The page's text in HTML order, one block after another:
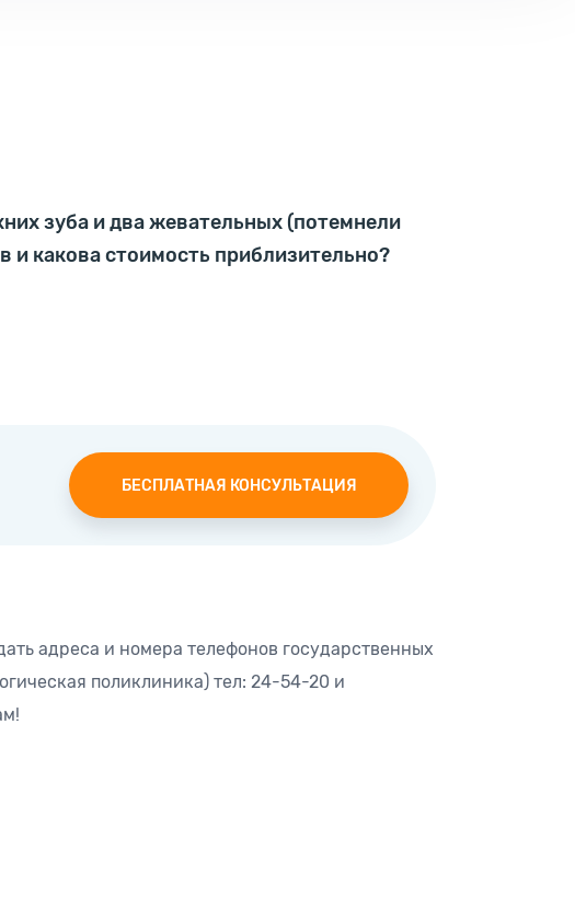
зуба и два жевательных (потемнели
и какова стоимость приблизительно?
БЕСПЛАТНАЯ КОНСУЛЬТАЦИЯ
адреса и номера телефонов государственных
поликлиника) тел: 24-54-20 и